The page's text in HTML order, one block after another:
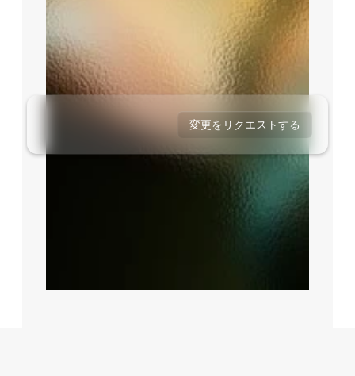
変更をリクエストする